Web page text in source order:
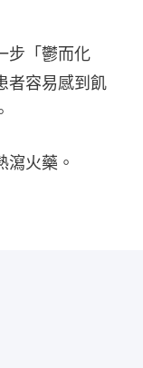
步「鬱而化
者容易感到飢
瀉火藥。